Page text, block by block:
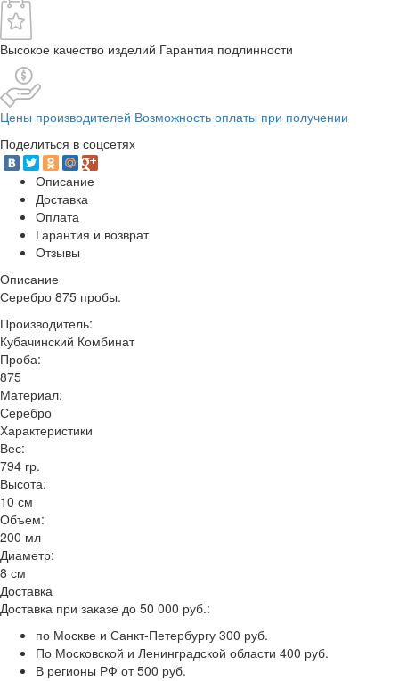
Высокое качество изделий Гарантия подлинности
Цены производителей Возможность оплаты при получении
Поделиться в соцсетях
Описание
Доставка
Оплата
Гарантия и возврат
Отзывы
Описание
Серебро 875 пробы.
Производитель:
Кубачинский Комбинат
Проба:
875
Материал:
Серебро
Характеристики
Вес:
794 гр.
Высота:
10 см
Объем:
200 мл
Диаметр:
8 см
Доставка
Доставка при заказе до 50 000 руб.:
по Москве и Санкт-Петербургу 300 руб.
По Московской и Ленинградской области 400 руб.
В регионы РФ от 500 руб.